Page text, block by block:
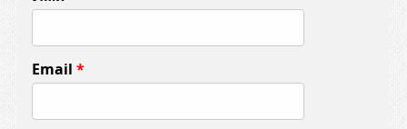
е
т
а
р
Email *